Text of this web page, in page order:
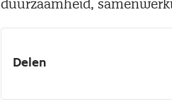
duurzaamheid,
Delen